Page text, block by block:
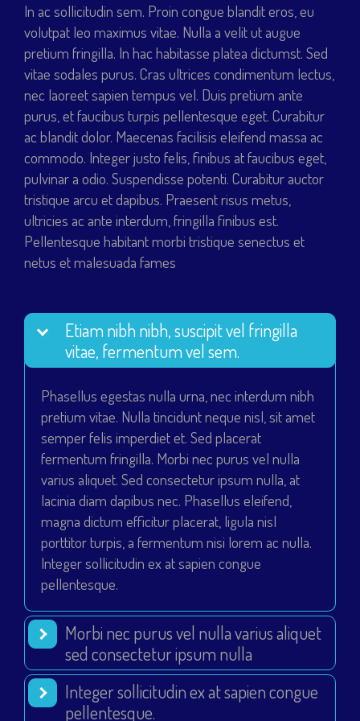
In ac sollicitudin sem. Proin congue blandit eros, eu
volutpat leo maximus vitae. Nulla a velit ut augue
pretium fringilla. In hac habitasse platea dictumst. Sed
vitae sodales purus. Cras ultrices condimentum lectus,
nec laoreet sapien tempus vel. Duis pretium ante
purus, et faucibus turpis pellentesque eget. Curabitur
ac blandit dolor. Maecenas facilisis eleifend massa ac
commodo. Integer justo felis, finibus at faucibus eget,
pulvinar a odio. Suspendisse potenti. Curabitur auctor
tristique arcu et dapibus. Praesent risus metus,
ultricies ac ante interdum, fringilla finibus est.
Pellentesque habitant morbi tristique senectus et
netus et malesuada fames
Etiam nibh nibh, suscipit vel fringilla
vitae, fermentum vel sem.
Phasellus egestas nulla urna, nec interdum nibh
pretium vitae. Nulla tincidunt neque nisl, sit amet
semper felis imperdiet et. Sed placerat
fermentum fringilla. Morbi nec purus vel nulla
varius aliquet. Sed consectetur ipsum nulla, at
lacinia diam dapibus nec. Phasellus eleifend,
magna dictum efficitur placerat, ligula nisl
porttitor turpis, a fermentum nisi lorem ac nulla.
Integer sollicitudin ex at sapien congue
pellentesque.
Morbi nec purus vel nulla varius aliquet
sed consectetur ipsum nulla
Integer sollicitudin ex at sapien congue
pellentesque.